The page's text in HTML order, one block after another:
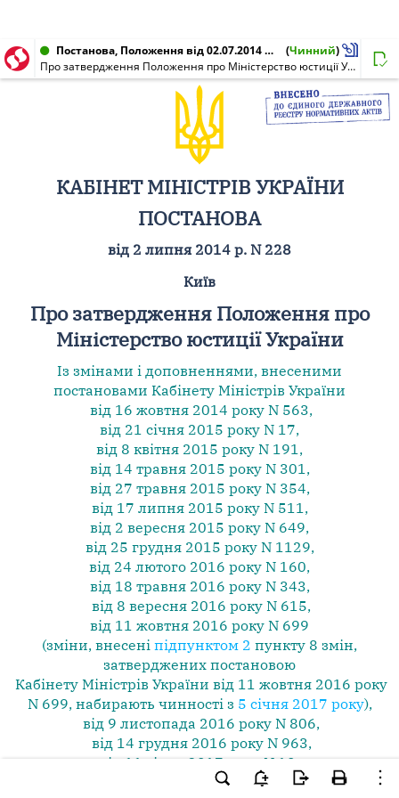
Постанова, Положення від 02.07.2014 № 228 (Чинний)
Про затвердження Положення про Міністерство юстиції України